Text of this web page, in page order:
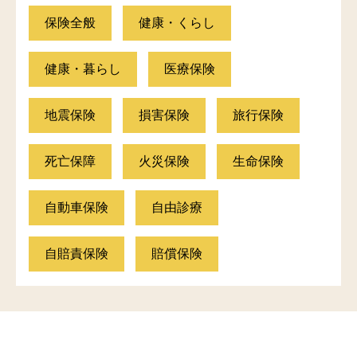
保険全般 健康・くらし
健康・暮らし 医療保険
地震保険 損害保険 旅行保険
死亡保障 火災保険 生命保険
自動車保険 自由診療
自賠責保険 賠償保険